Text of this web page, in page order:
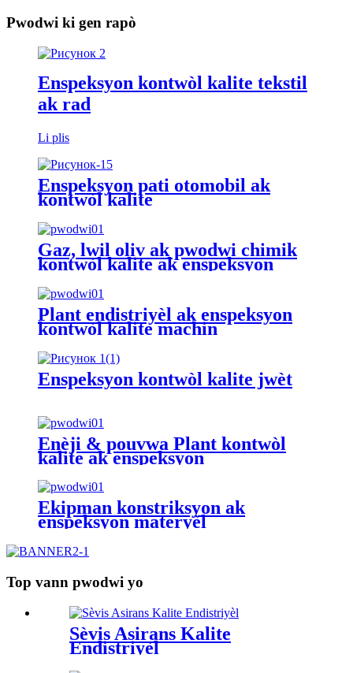
Pwodwi ki gen rapò
Enspeksyon kontwòl kalite tekstil
ak rad
Li plis
Enspeksyon pati otomobil ak
kontwòl kalite
Gaz, lwil oliv ak pwodwi chimik
kontwòl kalite ak enspeksyon
Plant endistriyèl ak enspeksyon
kontwòl kalite machin
Enspeksyon kontwòl kalite jwèt
Enèji & pouvwa Plant kontwòl
kalite ak enspeksyon
Ekipman konstriksyon ak
enspeksyon materyèl
Top vann pwodwi yo
Sèvis Asirans Kalite
Endistriyèl